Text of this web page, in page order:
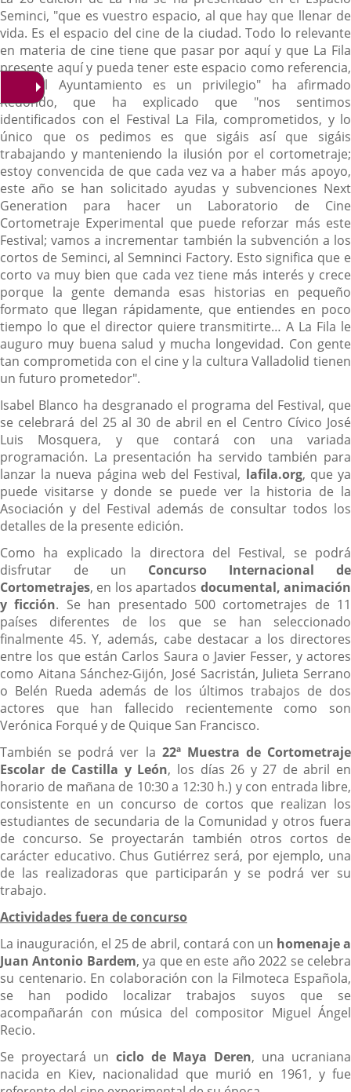
Seminci, "que es vuestro espacio, al que hay que llenar de
vida. Es el espacio del cine de la ciudad. Todo lo relevante
en materia de cine tiene que pasar por aquí y que La Fila
presente aquí y pueda tener este espacio como referencia,
para el Ayuntamiento es un privilegio" ha afirmado
Redondo, que ha explicado que "nos sentimos
identificados con el Festival La Fila, comprometidos, y lo
único que os pedimos es que sigáis así que sigáis
trabajando y manteniendo la ilusión por el cortometraje;
estoy convencida de que cada vez va a haber más apoyo,
este año se han solicitado ayudas y subvenciones Next
Generation para hacer un Laboratorio de Cine
Cortometraje Experimental que puede reforzar más este
Festival; vamos a incrementar también la subvención a los
cortos de Seminci, al Semninci Factory. Esto significa que e
corto va muy bien que cada vez tiene más interés y crece
porque la gente demanda esas historias en pequeño
formato que llegan rápidamente, que entiendes en poco
tiempo lo que el director quiere transmitirte… A La Fila le
auguro muy buena salud y mucha longevidad. Con gente
tan comprometida con el cine y la cultura Valladolid tienen
un futuro prometedor".
Isabel Blanco ha desgranado el programa del Festival, que
se celebrará del 25 al 30 de abril en el Centro Cívico José
Luis Mosquera, y que contará con una variada
programación. La presentación ha servido también para
lanzar la nueva página web del Festival, lafila.org, que ya
puede visitarse y donde se puede ver la historia de la
Asociación y del Festival además de consultar todos los
detalles de la presente edición.
Como ha explicado la directora del Festival, se podrá
disfrutar de un Concurso Internacional de
Cortometrajes, en los apartados documental, animación
y ficción. Se han presentado 500 cortometrajes de 11
países diferentes de los que se han seleccionado
finalmente 45. Y, además, cabe destacar a los directores
entre los que están Carlos Saura o Javier Fesser, y actores
como Aitana Sánchez-Gijón, José Sacristán, Julieta Serrano
o Belén Rueda además de los últimos trabajos de dos
actores que han fallecido recientemente como son
Verónica Forqué y de Quique San Francisco.
También se podrá ver la 22ª Muestra de Cortometraje
Escolar de Castilla y León, los días 26 y 27 de abril en
horario de mañana de 10:30 a 12:30 h.) y con entrada libre,
consistente en un concurso de cortos que realizan los
estudiantes de secundaria de la Comunidad y otros fuera
de concurso. Se proyectarán también otros cortos de
carácter educativo. Chus Gutiérrez será, por ejemplo, una
de las realizadoras que participarán y se podrá ver su
trabajo.
Actividades fuera de concurso
La inauguración, el 25 de abril, contará con un homenaje a
Juan Antonio Bardem, ya que en este año 2022 se celebra
su centenario. En colaboración con la Filmoteca Española,
se han podido localizar trabajos suyos que se
acompañarán con música del compositor Miguel Ángel
Recio.
Se proyectará un ciclo de Maya Deren, una ucraniana
nacida en Kiev, nacionalidad que murió en 1961, y fue